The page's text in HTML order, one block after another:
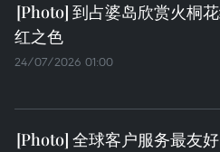
到占婆岛欣赏火桐
红之色
24/07/2026 01:00
全球客户服务最友